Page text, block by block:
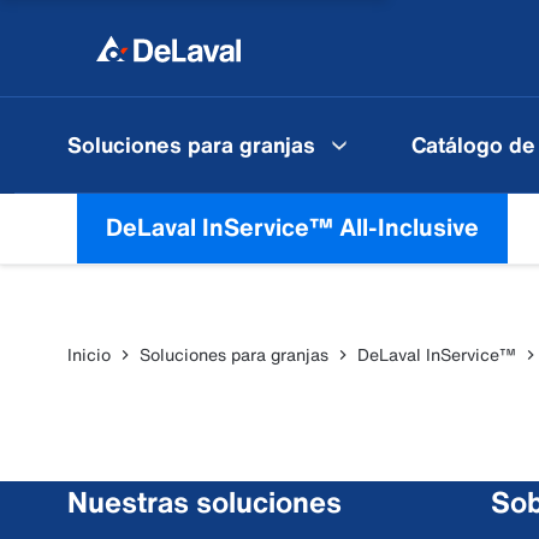
Soluciones para granjas Catálogo
DeLaval InService™ All-Inclusive
Inicio Soluciones para granjas DeLaval InService™
Nuestras soluciones